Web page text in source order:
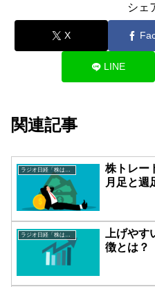
シェ
X
LINE
関連記事
ラジオ日経「株は技術だ！」
株トレー
月足と週
上げや
徴とは？